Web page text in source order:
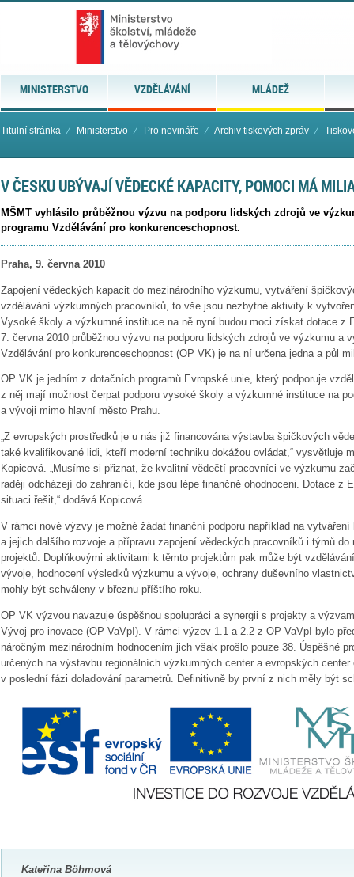
MINISTERSTVO VZDĚLÁVÁNÍ MLÁDEŽ
Titulní stránka ⁄ Ministerstvo ⁄ Pro novináře ⁄ Archiv tiskových zpráv ⁄
V ČESKU UBÝVAJÍ VĚDECKÉ KAPACITY, POMOCI MÁ
MŠMT vyhlásilo průběžnou výzvu na podporu lidských zdrojů ve
programu Vzdělávání pro konkurenceschopnost.
Praha, 9. června 2010
Zapojení vědeckých kapacit do mezinárodního výzkumu, vytváření
vzdělávání výzkumných pracovníků, to vše jsou nezbytné aktivity k
Vysoké školy a výzkumné instituce na ně nyní budou moci získat dotace z
7. června 2010 průběžnou výzvu na podporu lidských zdrojů ve výzkumu a
Vzdělávání pro konkurenceschopnost (OP VK) je na ní určena jedna a půl
OP VK je jedním z dotačních programů Evropské unie, který podporuje
z něj mají možnost čerpat podporu vysoké školy a výzkumné instituce na
a vývoji mimo hlavní město Prahu.
„Z evropských prostředků je u nás již financována výstavba špičkových
také kvalifikované lidi, kteří moderní techniku dokážou ovládat,“ vysvětluje
Kopicová. „Musíme si přiznat, že kvalitní vědečtí pracovníci ve výzkumu
raději odcházejí do zahraničí, kde jsou lépe finančně ohodnoceni. Dotace z
situaci řešit,“ dodává Kopicová.
V rámci nové výzvy je možné žádat finanční podporu například na
a jejich dalšího rozvoje a přípravu zapojení vědeckých pracovníků i týmů
projektů. Doplňkovými aktivitami k těmto projektům pak může být
vývoje, hodnocení výsledků výzkumu a vývoje, ochrany duševního
mohly být schváleny v březnu příštího roku.
OP VK výzvou navazuje úspěšnou spolupráci a synergii s projekty a
Vývoj pro inovace (OP VaVpI). V rámci výzev 1.1 a 2.2 z OP VaVpI bylo
náročným mezinárodním hodnocením jich však prošlo pouze 38. Úspěšné
určených na výstavbu regionálních výzkumných center a evropských
v poslední fázi dolaďování parametrů. Definitivně by první z nich měly být
Kateřina Böhmová